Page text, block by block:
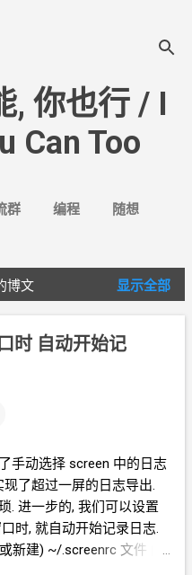
, 你也行 / I
Can Too
群 编程 随想
博文 显示全部
时 自动开始记
手动选择 screen 中的日志
了超过一屏的日志导出.
. 进一步的, 我们可以设置
时, 就自动开始记录日志.
新建) ~/.screenrc 文件 内